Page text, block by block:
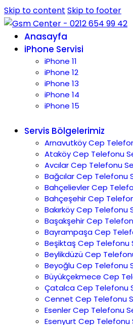
Skip to content Skip to footer
Anasayfa
iPhone Servisi
iPhone 11
iPhone 12
iPhone 13
iPhone 14
iPhone 15
Servis Bölgelerimiz
Arnavutköy Cep
Ataköy Cep Telefonu
Avcılar Cep Telefonu
Bağcılar Cep Telefonu
Bahçelievler Cep
Bahçeşehir Cep
Bakırköy Cep Telefonu
Başakşehir Cep
Bayrampaşa Cep
Beşiktaş Cep Telefonu
Beylikdüzü Cep
Beyoğlu Cep Telefonu
Büyükçekmece Cep
Çatalca Cep Telefonu
Cennet Cep Telefonu
Esenler Cep Telefonu
Esenyurt Cep Telefonu